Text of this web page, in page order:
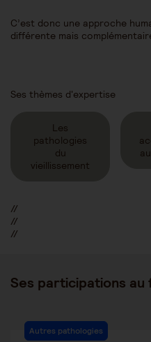
C’est donc une approche
différente mais
Ses thèmes d'expertise
Les
pathologies
du
vieillissement
//
//
//
Ses participations au
Autres pathologies